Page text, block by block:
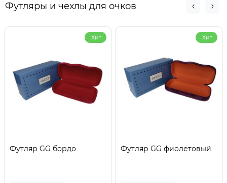
Футляры и чехлы для очков
Хит
Футляр GG бордо
Хит
Футляр GG фиолетовый